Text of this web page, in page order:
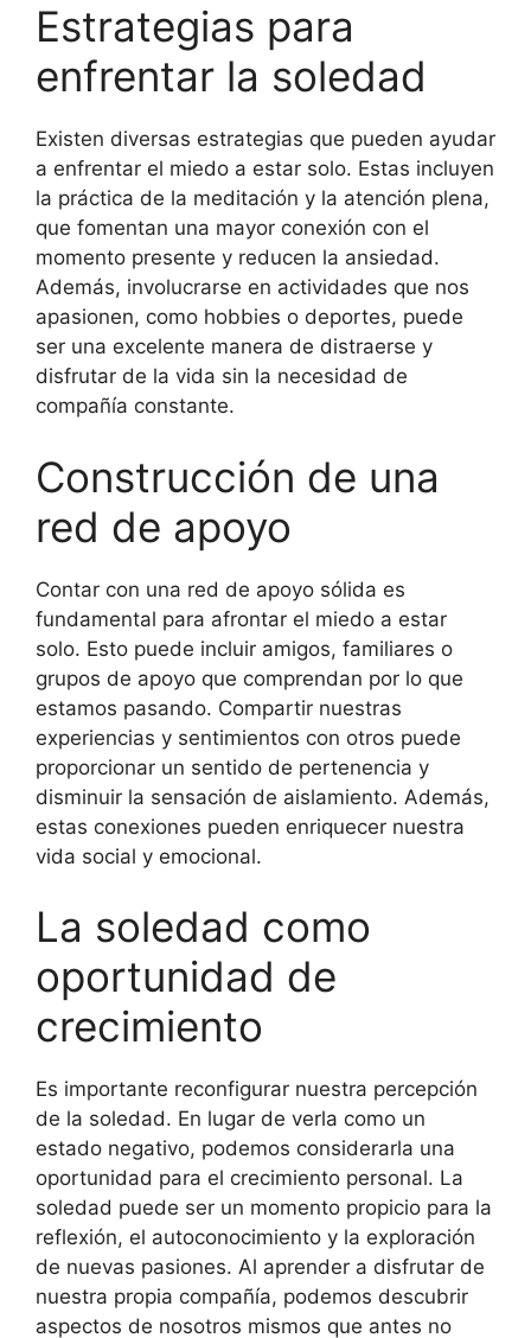
Estrategias para
enfrentar la soledad
Existen diversas estrategias que pueden ayudar
a enfrentar el miedo a estar solo. Estas incluyen
la práctica de la meditación y la atención plena,
que fomentan una mayor conexión con el
momento presente y reducen la ansiedad.
Además, involucrarse en actividades que nos
apasionen, como hobbies o deportes, puede
ser una excelente manera de distraerse y
disfrutar de la vida sin la necesidad de
compañía constante.
Construcción de una
red de apoyo
Contar con una red de apoyo sólida es
fundamental para afrontar el miedo a estar
solo. Esto puede incluir amigos, familiares o
grupos de apoyo que comprendan por lo que
estamos pasando. Compartir nuestras
experiencias y sentimientos con otros puede
proporcionar un sentido de pertenencia y
disminuir la sensación de aislamiento. Además,
estas conexiones pueden enriquecer nuestra
vida social y emocional.
La soledad como
oportunidad de
crecimiento
Es importante reconfigurar nuestra percepción
de la soledad. En lugar de verla como un
estado negativo, podemos considerarla una
oportunidad para el crecimiento personal. La
soledad puede ser un momento propicio para la
reflexión, el autoconocimiento y la exploración
de nuevas pasiones. Al aprender a disfrutar de
nuestra propia compañía, podemos descubrir
aspectos de nosotros mismos que antes no